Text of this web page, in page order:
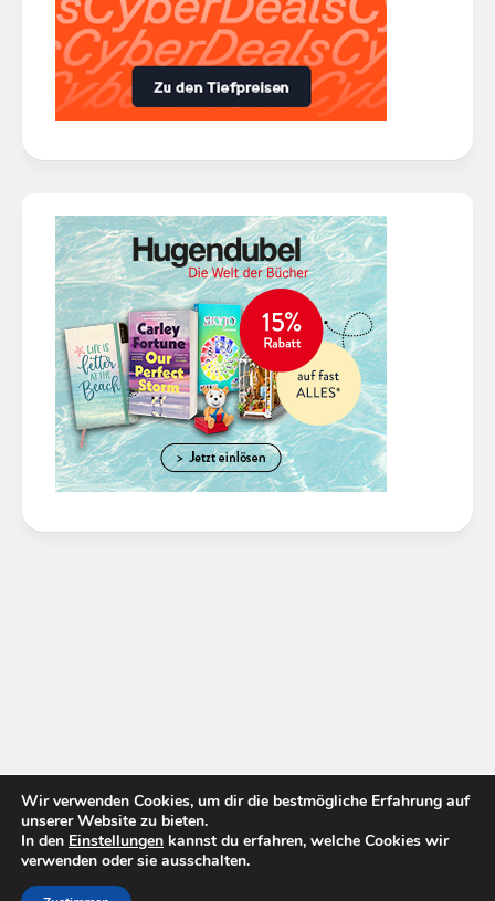
Wir verwenden Cookies, um dir die bestmögliche Erfahrung auf
unserer Website zu bieten.
In den Einstellungen kannst du erfahren, welche Cookies wir
verwenden oder sie ausschalten.